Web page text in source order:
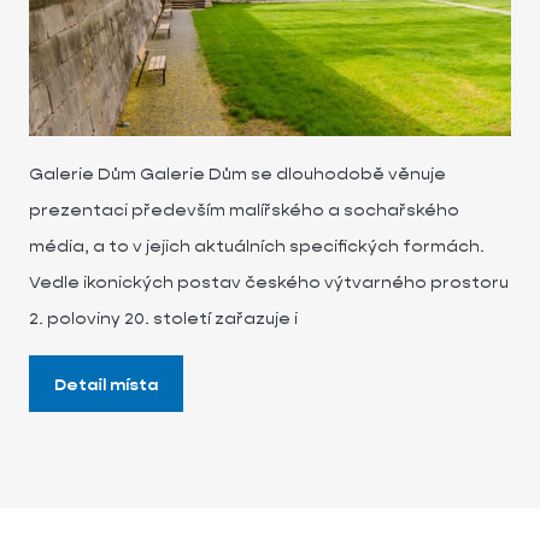
Galerie Dům Galerie Dům se dlouhodobě věnuje
prezentaci především malířského a sochařského
média, a to v jejich aktuálních specifických formách.
Vedle ikonických postav českého výtvarného prostoru
2. poloviny 20. století zařazuje i
Detail místa